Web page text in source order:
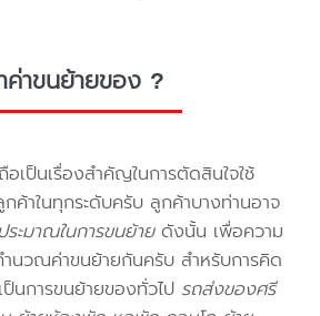
ค่าขนย้ายของ ?
ถือเป็นเรื่องสำคัญในการตัดสินใจใช้
กค้าในทุกระดับครับ ลูกค้าบางท่านอาจ
ระมาณในการขนย้ายดังนั้น เพื่อความ
ำนวณค่าขนย้ายกันครับ สำหรับการคิด
ป็นการขนย้ายของทั่วไป รถส่งของศรี